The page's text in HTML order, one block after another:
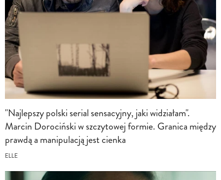
"Najlepszy polski serial sensacyjny, jaki widziałam".
Marcin Dorociński w szczytowej formie. Granica między
prawdą a manipulacją jest cienka
ELLE